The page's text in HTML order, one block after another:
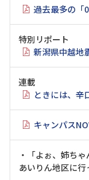
過去最多の「
特別リポート
新潟県中越地
連載
ときには、
キャンパス
・「よぉ、姉ちゃ
あいりん地区に行